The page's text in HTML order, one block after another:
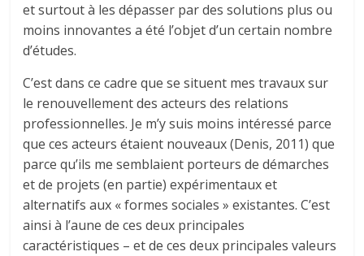
et surtout à les dépasser par des solutions plus ou
moins innovantes a été l’objet d’un certain nombre
d’études.
C’est dans ce cadre que se situent mes travaux sur
le renouvellement des acteurs des relations
professionnelles. Je m’y suis moins intéressé parce
que ces acteurs étaient nouveaux (Denis, 2011) que
parce qu’ils me semblaient porteurs de démarches
et de projets (en partie) expérimentaux et
alternatifs aux « formes sociales » existantes. C’est
ainsi à l’aune de ces deux principales
caractéristiques – et de ces deux principales valeurs